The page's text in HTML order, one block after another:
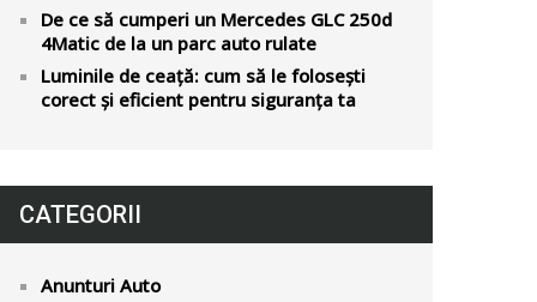
De ce să cumperi un Mercedes GLC 250d
4Matic de la un parc auto rulate
Luminile de ceață: cum să le folosești
corect și eficient pentru siguranța ta
CATEGORII
Anunturi Auto